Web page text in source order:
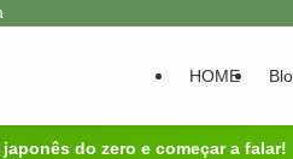
leve e sem estresse.
HOME
do zero e começar a falar!